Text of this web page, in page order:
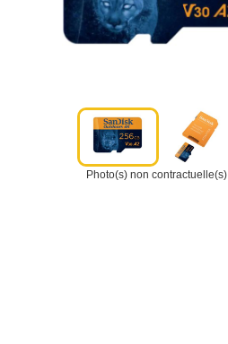
Photo(s) non contractuelle(s)